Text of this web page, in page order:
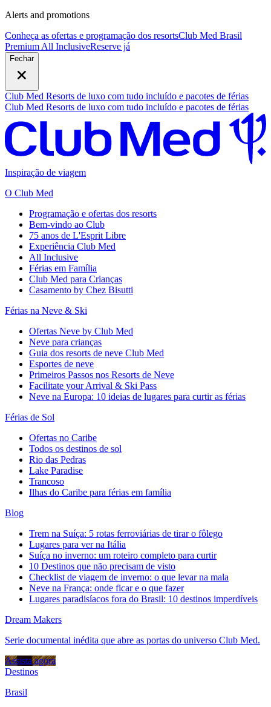
Alerts and promotions
Conheça as ofertas e programação dos resortsClub Med Brasil
Premium All InclusiveReserve já
Fechar
Club Med Resorts de luxo com tudo incluído e pacotes de férias
Club Med Resorts de luxo com tudo incluído e pacotes de férias
Inspiração de viagem
O Club Med
Programação e ofertas dos resorts
Bem-vindo ao Club
75 anos de L'Esprit Libre
Experiência Club Med
All Inclusive
Férias em Família
Club Med para Crianças
Casamento by Chez Bisutti
Férias na Neve & Ski
Ofertas Neve by Club Med
Neve para crianças
Guia dos resorts de neve Club Med
Esportes de neve
Primeiros Passos nos Resorts de Neve
Facilitate your Arrival & Ski Pass
Neve na Europa: 10 ideias de lugares para curtir as férias
Férias de Sol
Ofertas no Caribe
Todos os destinos de sol
Rio das Pedras
Lake Paradise
Trancoso
Ilhas do Caribe para férias em família
Blog
Trem na Suíça: 5 rotas ferroviárias de tirar o fôlego
Lugares para ver na Itália
Suíça no inverno: um roteiro completo para curtir
10 Destinos que não precisam de visto
Checklist de viagem de inverno: o que levar na mala
Neve na França: onde ficar e o que fazer
Lugares paradisíacos fora do Brasil: 10 destinos imperdíveis
Dream Makers
Serie documental inédita que abre as portas do universo Club Med.
Assista agora
Destinos
Brasil